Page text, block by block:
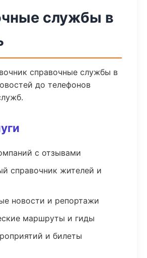
службы в
справочные службы в
до телефонов
с отзывами
справочник жителей и
новости и репортажи
маршруты и гиды
и билеты